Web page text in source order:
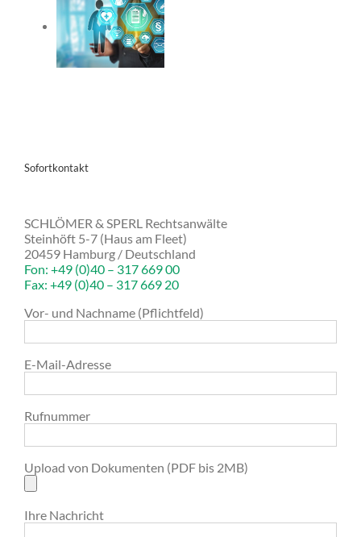
Sofortkontakt
SCHLÖMER & SPERL Rechtsanwälte
Steinhöft 5-7 (Haus am Fleet)
20459 Hamburg / Deutschland
Fon: +49 (0)40 – 317 669 00
Fax: +49 (0)40 – 317 669 20
Vor- und Nachname (Pflichtfeld)
E-Mail-Adresse
Rufnummer
Upload von Dokumenten (PDF bis 2MB)
Ihre Nachricht